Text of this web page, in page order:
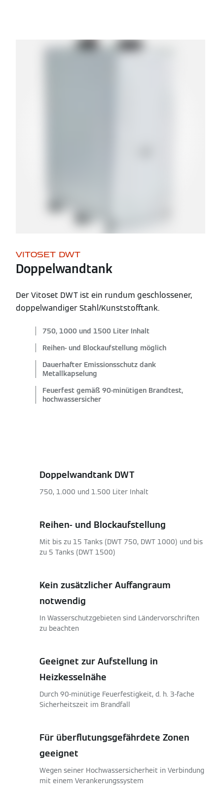
VITOSET DWT
Doppelwandtank
Der Vitoset DWT ist ein rundum geschlossener,
doppelwandiger Stahl/Kunststofftank.
750, 1000 und 1500 Liter Inhalt
Reihen- und Blockaufstellung möglich
Dauerhafter Emissionsschutz dank
Metallkapselung
Feuerfest gemäß 90-minütigen Brandtest,
hochwassersicher
Doppelwandtank DWT
750, 1.000 und 1.500 Liter Inhalt
Reihen- und Blockaufstellung
Mit bis zu 15 Tanks (DWT 750, DWT 1000) und bis
zu 5 Tanks (DWT 1500)
Kein zusätzlicher Auffangraum
notwendig
In Wasserschutzgebieten sind Ländervorschriften
zu beachten
Geeignet zur Aufstellung in
Heizkesselnähe
Durch 90-minütige Feuerfestigkeit, d. h. 3-fache
Sicherheitszeit im Brandfall
Für überflutungsgefährdete Zonen
geeignet
Wegen seiner Hochwassersicherheit in Verbindung
mit einem Verankerungssystem